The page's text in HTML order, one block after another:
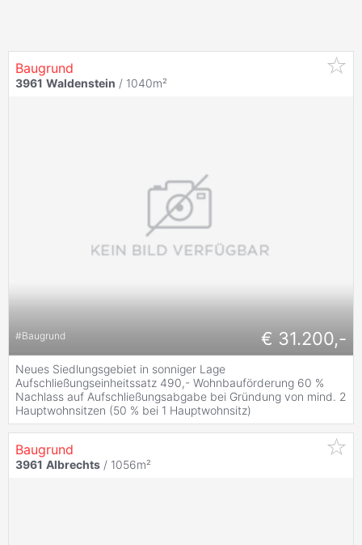
Baugrund
3961 Waldenstein / 1040m²
#Baugrund € 31.200,-
Neues Siedlungsgebiet in sonniger Lage
Aufschließungseinheitssatz 490,- Wohnbauförderung 60 %
Nachlass auf Aufschließungsabgabe bei Gründung von mind. 2
Hauptwohnsitzen (50 % bei 1 Hauptwohnsitz)
Baugrund
3961 Albrechts / 1056m²